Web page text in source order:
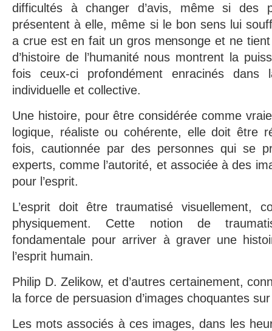
difficultés à changer d’avis, même si des
présentent à elle, même si le bon sens lui
a crue est en fait un gros mensonge et ne
d’histoire de l’humanité nous montrent la
fois ceux-ci profondément enracinés dans
individuelle et collective.
Une histoire, pour être considérée comme
logique, réaliste ou cohérente, elle doit être
fois, cautionnée par des personnes qui se
experts, comme l’autorité, et associée à des
pour l’esprit.
L’esprit doit être traumatisé visuellement,
physiquement. Cette notion de
fondamentale pour arriver à graver une
l’esprit humain.
Philip D. Zelikow, et d’autres certainement,
la force de persuasion d’images choquantes
Les mots associés à ces images, dans les